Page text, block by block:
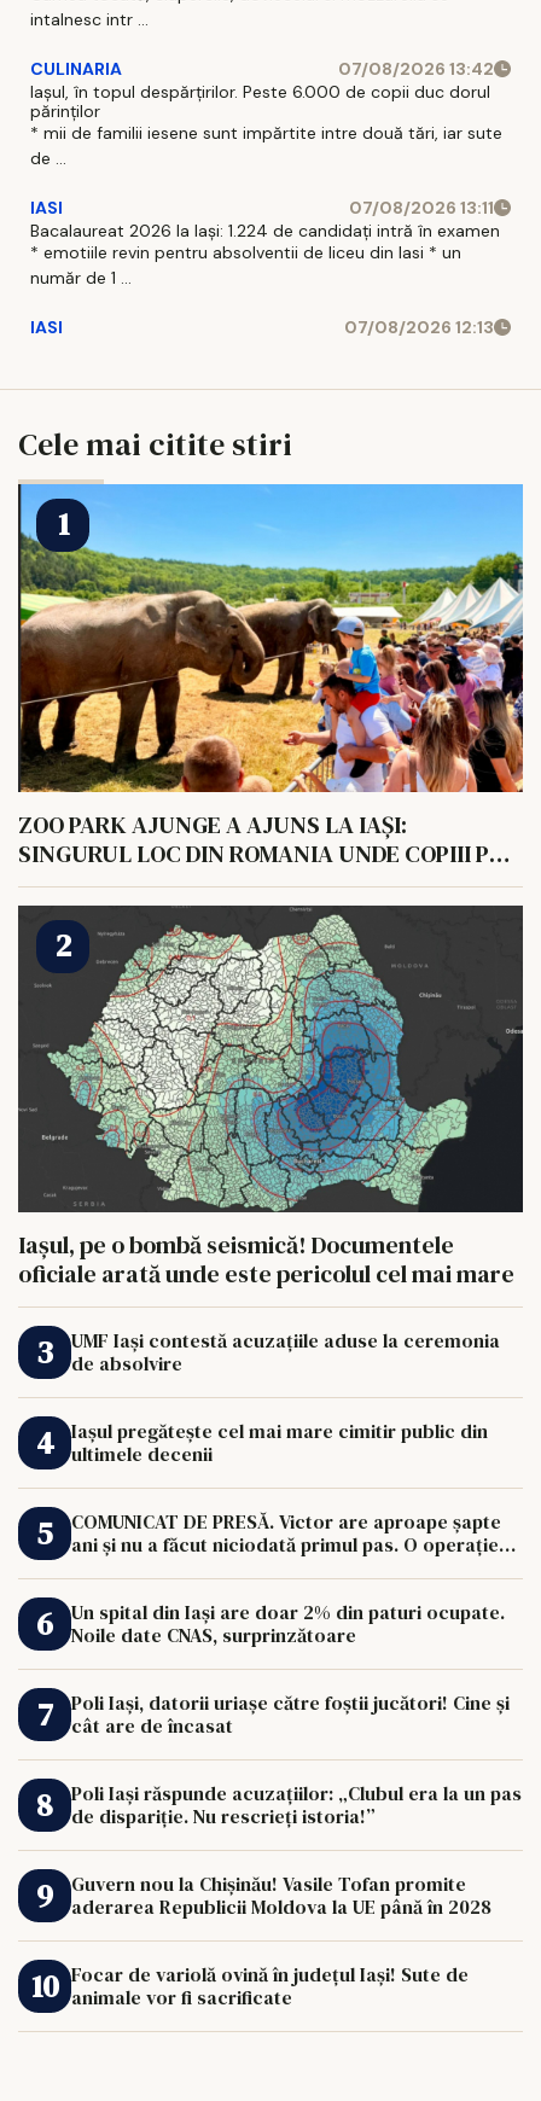
intalnesc intr ...
CULINARIA
07/08/2026 13:42
Iașul, în topul despărțirilor. Peste 6.000 de copii duc dorul
părinților
* mii de familii iesene sunt impărtite intre două tări, iar sute
de ...
IASI
07/08/2026 13:11
Bacalaureat 2026 la Iași: 1.224 de candidați intră în examen
* emotiile revin pentru absolventii de liceu din Iasi * un
număr de 1 ...
IASI 07/08/2026 12:13
Cele mai citite stiri
ZOO PARK AJUNGE A AJUNS LA IAȘI:
SINGURUL LOC DIN ROMANIA UNDE COPIII POT
HRANI UN ELEFANT
Iașul, pe o bombă seismică! Documentele
oficiale arată unde este pericolul cel mai mare
UMF Iași contestă acuzațiile aduse la ceremonia
de absolvire
Iașul pregătește cel mai mare cimitir public din
ultimele decenii
COMUNICAT DE PRESĂ. Victor are aproape șapte
ani și nu a făcut niciodată primul pas. O operație
Un spital din Iași are doar 2% din paturi ocupate.
Noile date CNAS, surprinzătoare
Poli Iași, datorii uriașe către foștii jucători! Cine și
cât are de încasat
Poli Iași răspunde acuzațiilor: „Clubul era la un pas
de dispariție. Nu rescrieți istoria!”
Guvern nou la Chișinău! Vasile Tofan promite
aderarea Republicii Moldova la UE până în 2028
Focar de variolă ovină în județul Iași! Sute de
animale vor fi sacrificate